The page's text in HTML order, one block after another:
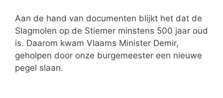
e
ë
n
Aan de hand van documenten blijkt het dat de
Slagmolen op de Stiemer minstens 500 jaar oud
is. Daarom kwam Vlaams Minister Demir,
geholpen door onze burgemeester een nieuwe
pegel slaan.